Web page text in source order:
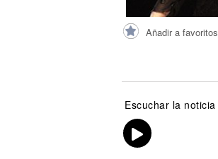
Añadir a favoritos
Escuchar la noticia